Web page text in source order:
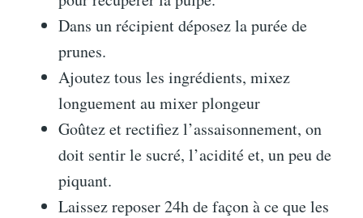
Dans un récipient déposez la purée de
prunes.
Ajoutez tous les ingrédients, mixez
longuement au mixer plongeur
Goûtez et rectifiez l’assaisonnement, on
doit sentir le sucré, l’acidité et, un peu de
piquant.
Laissez reposer 24h de façon à ce que les